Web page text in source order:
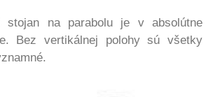
stojan na parabolu je v absolútne
Bez vertikálnej polohy sú všetky